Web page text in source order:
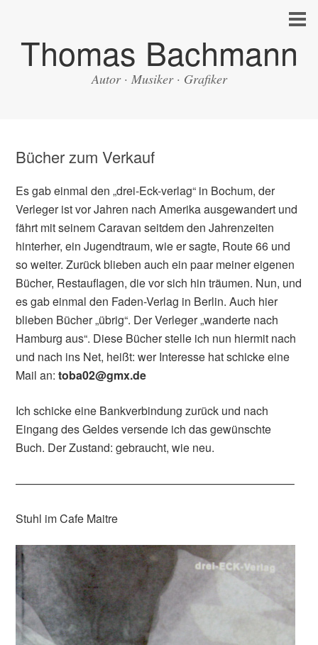
Thomas Bachmann
Autor · Musiker · Grafiker
Bücher zum Verkauf
Es gab einmal den „drei-Eck-verlag“ in Bochum, der
Verleger ist vor Jahren nach Amerika ausgewandert und
fährt mit seinem Caravan seitdem den Jahrenzeiten
hinterher, ein Jugendtraum, wie er sagte, Route 66 und
so weiter. Zurück blieben auch ein paar meiner eigenen
Bücher, Restauflagen, die vor sich hin träumen. Nun, und
es gab einmal den Faden-Verlag in Berlin. Auch hier
blieben Bücher „übrig“. Der Verleger „wanderte nach
Hamburg aus“. Diese Bücher stelle ich nun hiermit nach
und nach ins Net, heißt: wer Interesse hat schicke eine
Mail an:toba02@gmx.de
Ich schicke eine Bankverbindung zurück und nach
Eingang des Geldes versende ich das gewünschte
Buch. Der Zustand: gebraucht, wie neu.
————————————————————————–
Stuhl im Cafe Maitre